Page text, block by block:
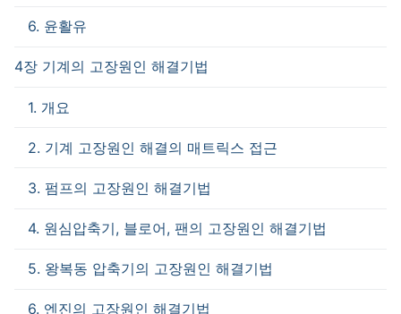
6. 윤활유
4장 기계의 고장원인 해결기법
1. 개요
2. 기계 고장원인 해결의 매트릭스 접근
3. 펌프의 고장원인 해결기법
4. 원심압축기, 블로어, 팬의 고장원인 해결기법
5. 왕복동 압축기의 고장원인 해결기법
6. 엔진의 고장원인 해결기법